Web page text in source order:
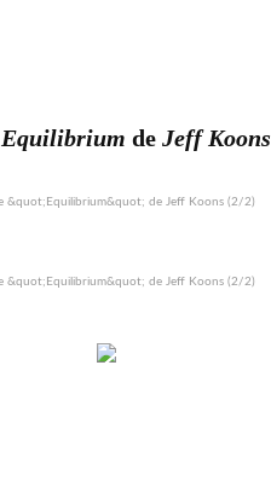
Equilibrium de Jeff Koons